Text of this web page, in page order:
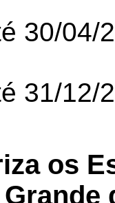
30/04/
31/12/
os